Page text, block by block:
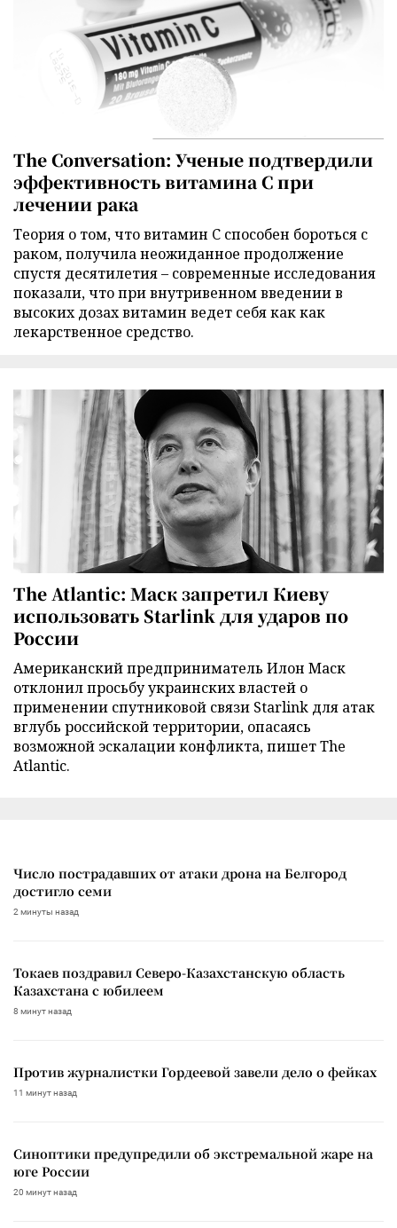
The Conversation: Ученые подтвердили
эффективность витамина C при
лечении рака
Теория о том, что витамин C способен бороться с
раком, получила неожиданное продолжение
спустя десятилетия – современные исследования
показали, что при внутривенном введении в
высоких дозах витамин ведет себя как как
лекарственное средство.
The Atlantic: Маск запретил Киеву
использовать Starlink для ударов по
России
Американский предприниматель Илон Маск
отклонил просьбу украинских властей о
применении спутниковой связи Starlink для атак
вглубь российской территории, опасаясь
возможной эскалации конфликта, пишет The
Atlantic.
Число пострадавших от атаки дрона на Белгород
достигло семи
2 минуты назад
Токаев поздравил Северо-Казахстанскую область
Казахстана с юбилеем
8 минут назад
Против журналистки Гордеевой завели дело о фейках
11 минут назад
Синоптики предупредили об экстремальной жаре на
юге России
20 минут назад